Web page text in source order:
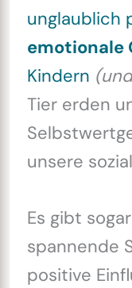
unglaublich
emotionale
Kindern
Tier erden
unsere
Es gibt
spannende
positive